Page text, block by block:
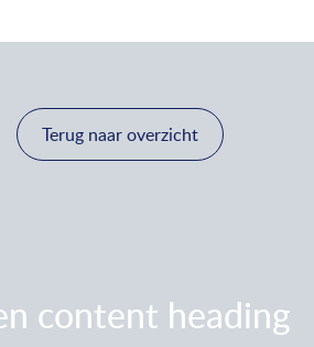
Terug naar overzicht
content heading